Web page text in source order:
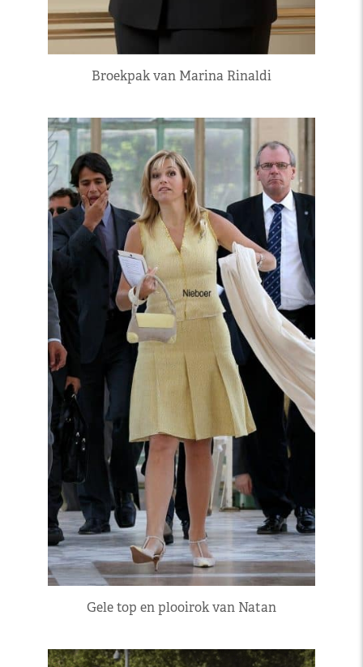
Broekpak van Marina Rinaldi
Gele top en plooirok van Natan